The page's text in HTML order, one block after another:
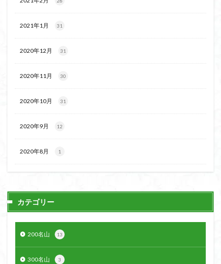
2021年1月 31
2020年12月 31
2020年11月 30
2020年10月 31
2020年9月 12
2020年8月 1
カテゴリー
200名山 13
300名山 3